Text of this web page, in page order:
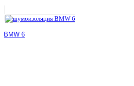
BMW 6